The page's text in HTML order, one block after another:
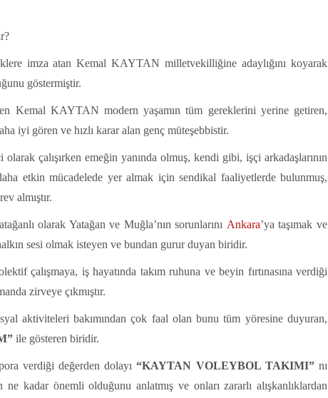
imza atan Kemal KAYTAN milletvekilliğine adaylığını koyarak
göstermiştir.
Kemal KAYTAN modern yaşamın tüm gereklerini yerine getiren,
iyi gören ve hızlı karar alan genç müteşebbistir.
çalışırken emeğin yanında olmuş, kendi gibi, işçi arkadaşlarının
etkin mücadelede yer almak için sendikal faaliyetlerde bulunmuş,
almıştır.
olarak Yatağan ve Muğla’nın sorunlarını Ankara’ya taşımak ve
sesi olmak isteyen ve bundan gurur duyan biridir.
çalışmaya, iş hayatında takım ruhuna ve beyin fırtınasına verdiği
zirveye çıkmıştır.
aktiviteleri bakımından çok faal olan bunu tüm yöresine duyuran,
ile gösteren biridir.
verdiği değerden dolayı“KAYTAN VOLEYBOL TAKIMI”nı
kadar önemli olduğunu anlatmış ve onları zararlı alışkanlıklardan